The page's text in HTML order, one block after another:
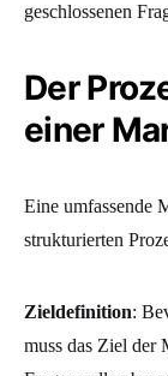
geschlossenen
Der
einer
Eine umfassende
strukturierten
Zieldefinition:
muss das Ziel der